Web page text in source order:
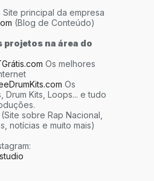
Site principal da empresa
(Blog de Conteúdo)
projetos na área do
Os melhores
Os
Drum Kits, Loops... e tudo
(Site sobre Rap Nacional,
notícias e muito mais)